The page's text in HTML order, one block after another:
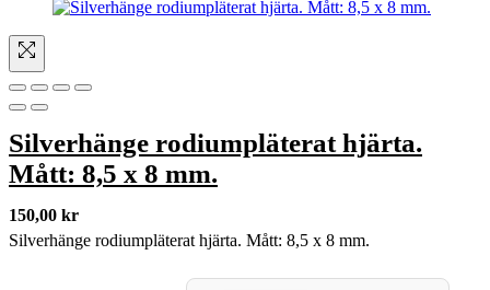
Silverhänge rodiumpläterat hjärta.
Mått: 8,5 x 8 mm.
150,00 kr
Silverhänge rodiumpläterat hjärta. Mått: 8,5 x 8 mm.